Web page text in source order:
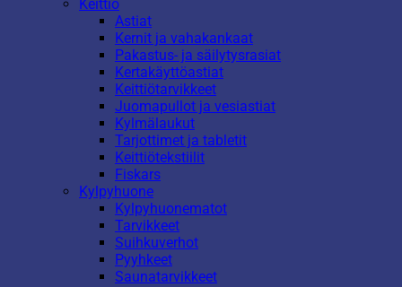
Keittiö
Astiat
Kernit ja vahakankaat
Pakastus- ja säilytysrasiat
Kertakäyttöastiat
Keittiötarvikkeet
Juomapullot ja vesiastiat
Kylmälaukut
Tarjottimet ja tabletit
Keittiötekstiilit
Fiskars
Kylpyhuone
Kylpyhuonematot
Tarvikkeet
Suihkuverhot
Pyyhkeet
Saunatarvikkeet